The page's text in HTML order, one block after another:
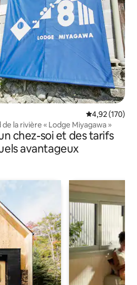
Évaluation
4,92 (170)
la rivière « Lodge Miyagawa »
chez-soi et des tarifs
avantageux